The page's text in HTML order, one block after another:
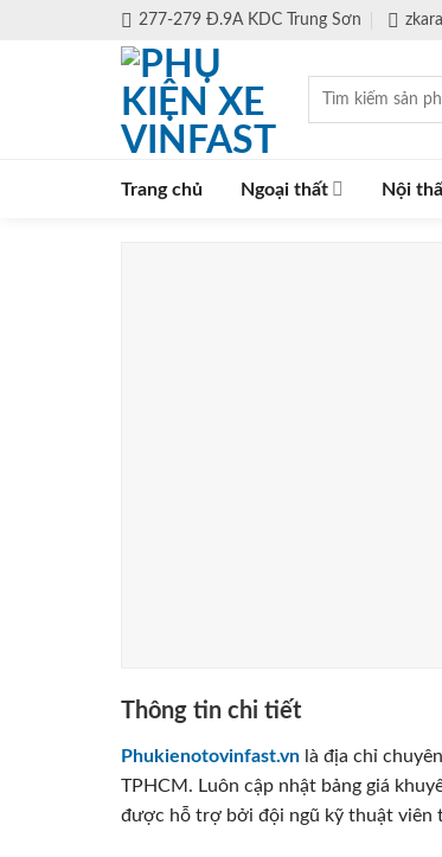
277-279 Đ.9A KDC Trung Sơn
kiếm:
Trang chủ Ngoại thất Nội
Thông tin chi tiết
Phukienotovinfast.vn là địa chỉ
TPHCM. Luôn cập nhật bảng giá
được hỗ trợ bởi đội ngũ kỹ thuật viên